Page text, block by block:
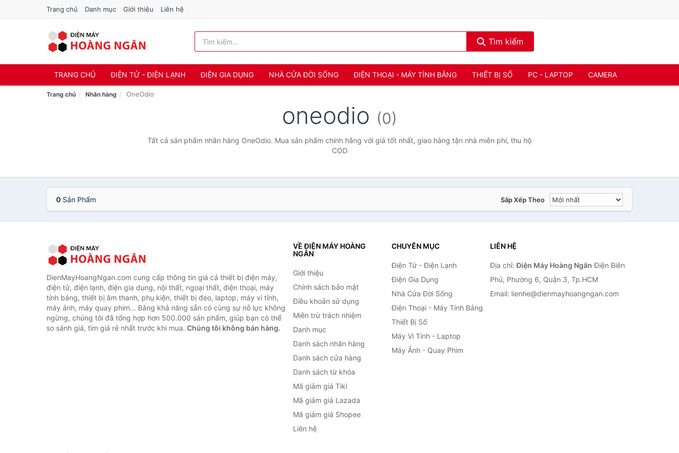
Trang chủ Danh mục Giới thiệu Liên hệ
Tìm kiếm
TRANG CHỦ ĐIỆN TỬ - ĐIỆN LẠNH ĐIỆN GIA DỤNG NHÀ CỬA ĐỜI SỐNG ĐIỆN THOẠI - MÁY TÍNH BẢNG THIẾT BỊ SỐ PC - LAPTOP CAMERA
Trang chủ Nhãn hàng OneOdio
oneodio (0)
Tất cả sản phẩm nhãn hàng OneOdio. Mua sản phẩm chính hãng với giá tốt nhất, giao hàng tận nhà miễn phí, thu hộ
COD
0 Sản Phẩm Sắp Xếp Theo
DienMayHoangNgan.com cung cấp thông tin giá cả thiết bị điện máy,
điện tử, điện lạnh, điện gia dụng, nội thất, ngoại thất, điện thoại, máy
tính bảng, thiết bị âm thanh, phụ kiện, thiết bị đeo, laptop, máy vi tính,
máy ảnh, máy quay phim... Bằng khả năng sẵn có cùng sự nỗ lực không
ngừng, chúng tôi đã tổng hợp hơn 500.000 sản phẩm, giúp bạn có thể
so sánh giá, tìm giá rẻ nhất trước khi mua. Chúng tôi không bán hàng.
VỀ ĐIỆN MÁY HOÀNG
NGÂN
Giới thiệu
Chính sách bảo mật
Điều khoản sử dụng
Miễn trừ trách nhiệm
Danh mục
Danh sách nhãn hàng
Danh sách cửa hàng
Danh sách từ khóa
Mã giảm giá Tiki
Mã giảm giá Lazada
Mã giảm giá Shopee
Liên hệ
CHUYÊN MỤC
Điện Tử - Điện Lạnh
Điện Gia Dụng
Nhà Cửa Đời Sống
Điện Thoại - Máy Tính Bảng
Thiết Bị Số
Máy Vi Tính - Laptop
Máy Ảnh - Quay Phim
LIÊN HỆ
Địa chỉ:Điện Máy Hoàng Ngân Điện Biên
Phủ, Phường 6, Quận 3, Tp.HCM
Email: lienhe@dienmayhoangngan.com